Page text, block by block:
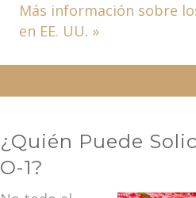
Más información sobre
en EE. UU. »
¿Quién Puede
O-1?